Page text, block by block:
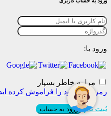
ورود با:
مرا به خاطر بسپار
رمز عبور خود را فراموش کرده
ثبت نام ورود به حساب